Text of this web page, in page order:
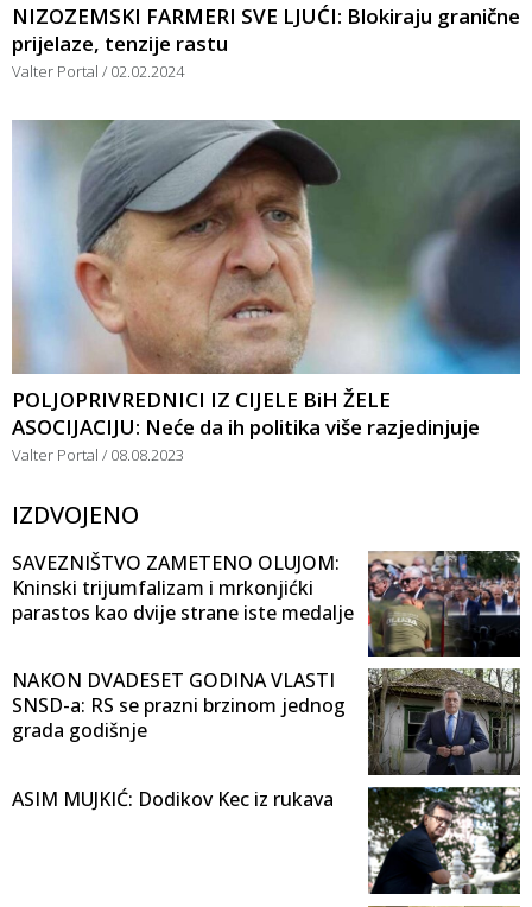
NIZOZEMSKI FARMERI SVE LJUĆI: Blokiraju granične
prijelaze, tenzije rastu
Valter Portal 02.02.2024
POLJOPRIVREDNICI IZ CIJELE BiH ŽELE
ASOCIJACIJU: Neće da ih politika više razjedinjuje
Valter Portal 08.08.2023
IZDVOJENO
SAVEZNIŠTVO ZAMETENO OLUJOM:
Kninski trijumfalizam i mrkonjićki
parastos kao dvije strane iste medalje
NAKON DVADESET GODINA VLASTI
SNSD-a: RS se prazni brzinom jednog
grada godišnje
ASIM MUJKIĆ: Dodikov Kec iz rukava